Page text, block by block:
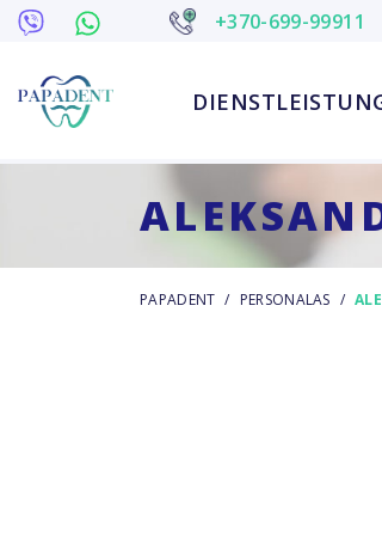
+370-699-99911
PAPADENT / PERSONALAS /